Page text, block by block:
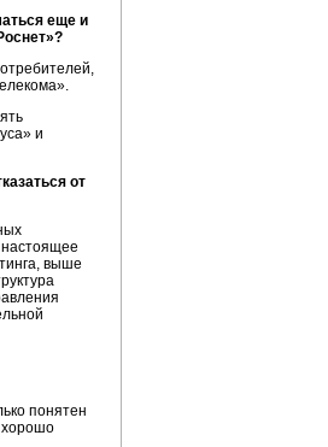
еще и
и
от
настоящее
выше
понятен
хорошо